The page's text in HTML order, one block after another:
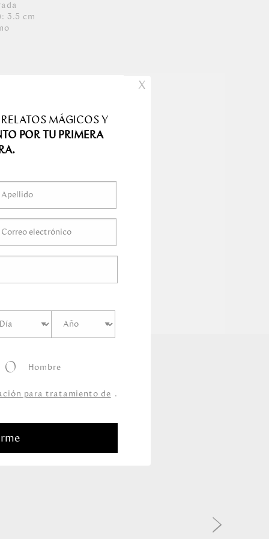
3.5 cm
X
MÁGICOS Y
POR TU PRIMERA
Hombre
para tratamiento de .